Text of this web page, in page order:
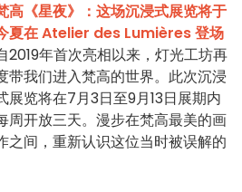
高《星夜》：这场沉浸式展览将于
夏在 Atelier des Lumières 登场
2019年首次亮相以来，灯光工坊再
带我们进入梵高的世界。此次沉浸
展览将在7月3日至9月13日展期内
周开放三天。漫步在梵高最美的画
之间，重新认识这位当时被误解的